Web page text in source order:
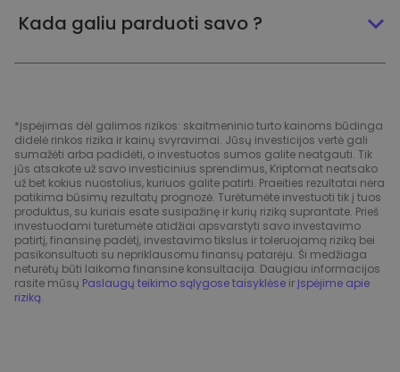
Kada galiu parduoti savo ?
*Įspėjimas dėl galimos rizikos: skaitmeninio turto kainoms būdinga
didelė rinkos rizika ir kainų svyravimai. Jūsų investicijos vertė gali
sumažėti arba padidėti, o investuotos sumos galite neatgauti. Tik
jūs atsakote už savo investicinius sprendimus, Kriptomat neatsako
už bet kokius nuostolius, kuriuos galite patirti. Praeities rezultatai nėra
patikima būsimų rezultatų prognozė. Turėtumėte investuoti tik į tuos
produktus, su kuriais esate susipažinę ir kurių riziką suprantate. Prieš
investuodami turėtumėte atidžiai apsvarstyti savo investavimo
patirtį, finansinę padėtį, investavimo tikslus ir toleruojamą riziką bei
pasikonsultuoti su nepriklausomu finansų patarėju. Ši medžiaga
neturėtų būti laikoma finansine konsultacija. Daugiau informacijos
rasite mūsų Paslaugų teikimo sąlygose taisyklėse ir Įspėjime apie
riziką.